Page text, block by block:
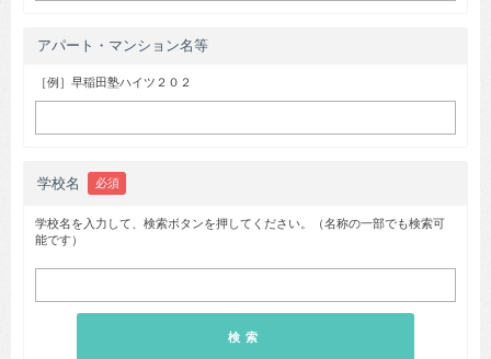
アパート・マンション名等
［例］早稲田塾ハイツ２０２
学校名 必須
学校名を入力して、検索ボタンを押してください。（名称の一部でも検索可
能です）